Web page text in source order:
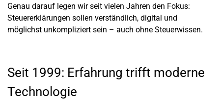
Genau darauf legen wir seit vielen Jahren den Fokus:
Steuererklärungen sollen verständlich, digital und
möglichst unkompliziert sein – auch ohne Steuerwissen.
Seit 1999: Erfahrung trifft moderne
Technologie